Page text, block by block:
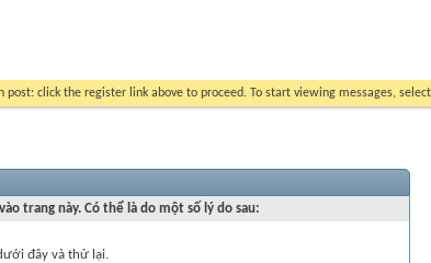
post: click the register link above to proceed. To start viewing messages,
trang này. Có thể là do một số lý do sau:
đây và thử lại.